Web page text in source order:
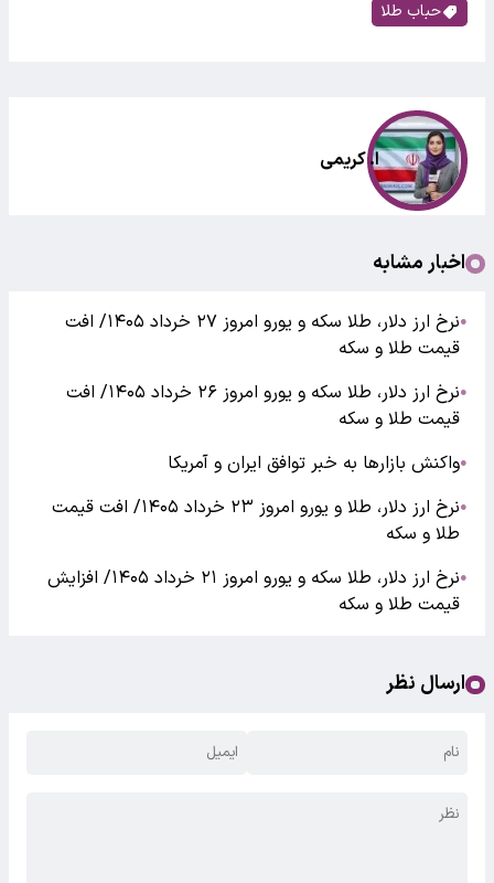
حباب طلا
ا. کریمی
اخبار مشابه
●
نرخ ارز دلار، طلا سکه و یورو امروز ۲۷ خرداد ۱۴۰۵/ افت
قیمت طلا و سکه
●
نرخ ارز دلار، طلا سکه و یورو امروز ۲۶ خرداد ۱۴۰۵/ افت
قیمت طلا و سکه
●واکنش بازارها به خبر توافق ایران و آمریکا
●
نرخ ارز دلار، طلا و یورو امروز ۲۳ خرداد ۱۴۰۵/ افت قیمت
طلا و سکه
●
نرخ ارز دلار، طلا سکه و یورو امروز ۲۱ خرداد ۱۴۰۵/ افزایش
قیمت طلا و سکه
ارسال نظر